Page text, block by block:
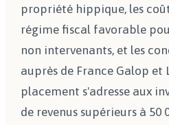
propriété hippique, les
régime fiscal favorable
non intervenants, et les
auprès de France Galop et
placement s'adresse aux
de revenus supérieurs à 50